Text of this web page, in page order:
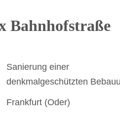
Bahnhofstraße
Sanierung einer
denkmalgeschützten
Frankfurt (Oder)